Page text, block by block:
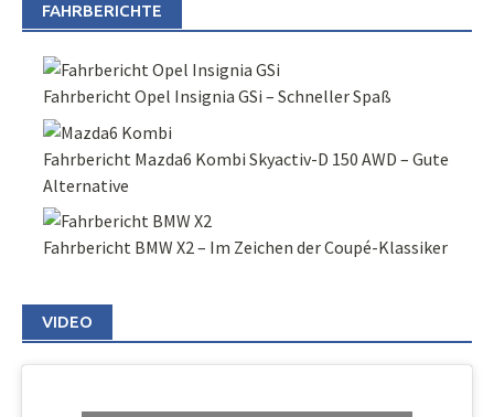
FAHRBERICHTE
Fahrbericht Opel Insignia GSi – Schneller Spaß
Fahrbericht Mazda6 Kombi Skyactiv-D 150 AWD – Gute
Alternative
Fahrbericht BMW X2 – Im Zeichen der Coupé-Klassiker
VIDEO